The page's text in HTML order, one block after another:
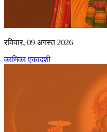
रविवार, 09 अगस्त 2026
कामिका एकादशी